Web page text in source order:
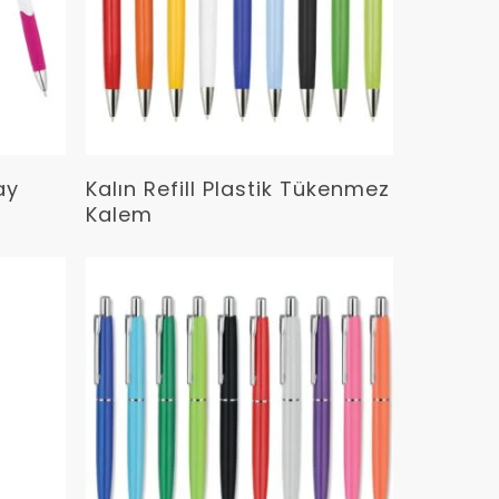
Devamını Oku
Kalın Refill Plastik Tükenmez
Kalem